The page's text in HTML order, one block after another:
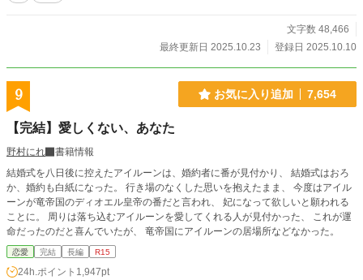
文字数 48,466
最終更新日 2025.10.23
登録日 2025.10.10
9 お気に入り追加 7,654
【完結】愛しくない、あなた
野村にれ
書籍情報
結婚式を八日後に控えたアイルーンは、婚約者に番が見付かり、 結婚式はおろ
か、婚約も白紙になった。 行き場のなくした思いを抱えたまま、 今度はアイル
ーンが竜帝国のディオエル皇帝の番だと言われ、 妃になって欲しいと願われる
ことに。 周りは落ち込むアイルーンを愛してくれる人が見付かった、 これが運
命だったのだと喜んでいたが、 竜帝国にアイルーンの居場所などなかった。
恋愛 完結 長編 R15
24h.ポイント 1,947pt